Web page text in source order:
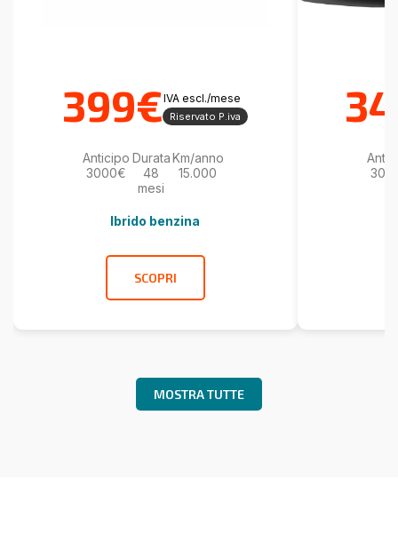
399€IVA escl./mese
Riservato P.iva
Anticipo
3000€
Durata
48
mesi
Km/anno
15.000
Ibrido benzina
SCOPRI
MOSTRA TUTTE